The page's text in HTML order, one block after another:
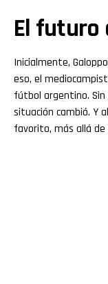
El futuro
Inicialmente,
eso, el
fútbol argentino. Sin
situación cambió. Y
favorito, más allá de